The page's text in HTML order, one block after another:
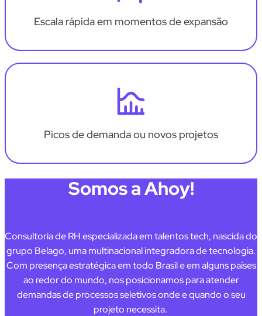
Escala rápida em momentos de expansão
Picos de demanda ou novos projetos
Somos a Ahoy!
Consultoria de RH especializada em talentos tech, nascida do
grupo Belago, uma multinacional integradora de tecnologia.
Com presença estratégica em todo Brasil e em alguns países
ao redor do mundo, nos posicionamos para atender
demandas de processos seletivos onde e quando o seu
projeto necessita.